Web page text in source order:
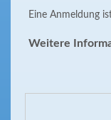
Eine Anmeldung
Weitere